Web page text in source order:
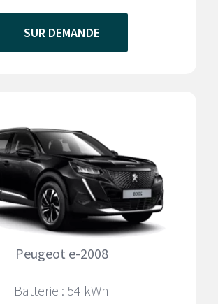
SUR DEMANDE
Peugeot e-2008
Batterie : 54 kWh